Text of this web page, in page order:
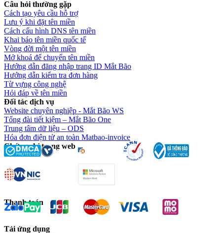
Câu hỏi thường gặp
Cách tạo yêu cầu hỗ trợ
Lưu ý khi đặt tên miền
Cách cấu hình DNS tên miền
Khai báo tên miền quốc tế
Vòng đời một tên miền
Mở khoá để chuyển tên miền
Hướng dẫn đăng nhập trang ID Mắt Bão
Hướng dẫn kiểm tra đơn hàng
Từ vựng công nghệ
Hỏi đáp về tên miền
Đối tác dịch vụ
Website chuyên nghiệp - Mắt Bão WS
Tổng đài tiết kiệm – Mắt Bão One
Trung tâm dữ liệu – ODS
Hóa đơn điện tử an toàn Matbao-invoice
Chứng chỉ trang web
Thanh toán
Tải ứng dụng